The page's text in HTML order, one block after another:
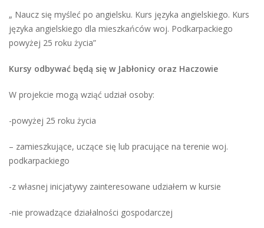
„ Naucz się myśleć po angielsku. Kurs języka angielskiego. Kurs
języka angielskiego dla mieszkańców woj. Podkarpackiego
powyżej 25 roku życia”
Kursy odbywać będą się w Jabłonicy oraz Haczowie
W projekcie mogą wziąć udział osoby:
-powyżej 25 roku życia
– zamieszkujące, uczące się lub pracujące na terenie woj.
podkarpackiego
-z własnej inicjatywy zainteresowane udziałem w kursie
-nie prowadzące działalności gospodarczej